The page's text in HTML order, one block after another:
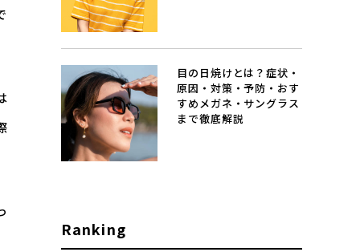
目の日焼けとは？症状・
原因・対策・予防・おす
すめメガネ・サングラス
まで徹底解説
Ranking